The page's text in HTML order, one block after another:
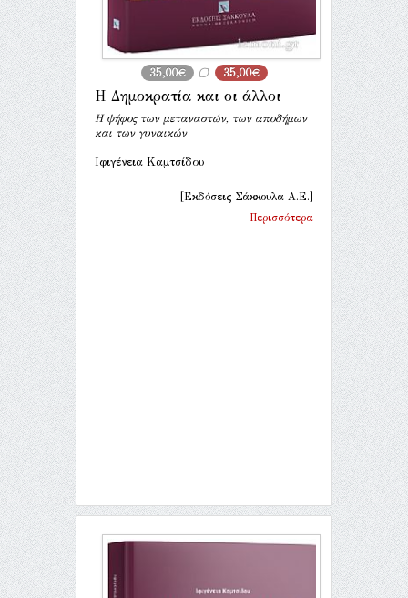
35,00€ 35,00€
Η Δημοκρατία και οι άλλοι
Η ψήφος των μεταναστών, των αποδήμων
και των γυναικών
Ιφιγένεια Καμτσίδου
[Εκδόσεις Σάκκουλα Α.Ε.]
Περισσότερα